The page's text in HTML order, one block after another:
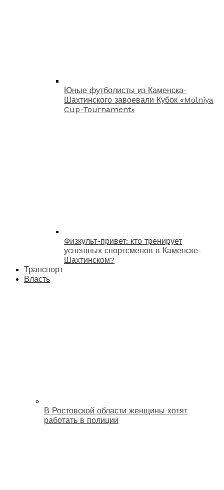
Юные футболисты из Каменска-
Шахтинского завоевали Кубок «Molniya
Cup-Tournament»
Физкульт-привет: кто тренирует
успешных спортсменов в Каменске-
Шахтинском?
Транспорт
Власть
В Ростовской области женщины хотят
работать в полиции